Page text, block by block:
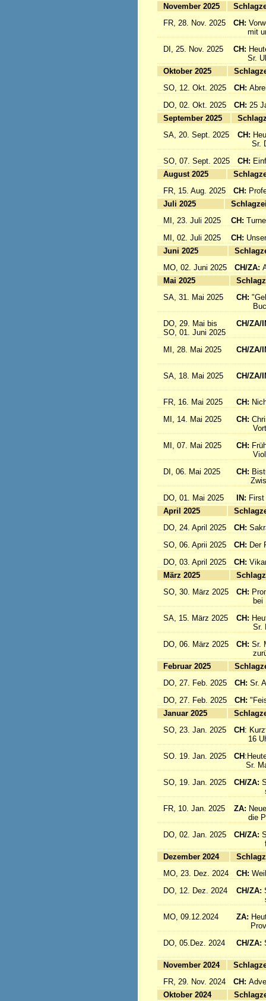
November 2025
FR, 28. Nov. 2025
CH:
mit
DI, 25. Nov. 2025
CH:
Sr.
Oktober 2025
SO, 12. Okt. 2025
CH:
DO, 02. Okt. 2025
CH: 25
September 2025
SA, 20. Sept. 2025
CH:
Sr.
SO, 07. Sept. 2025
CH:
August 2025
FR, 15. Aug. 2025
CH:
Juli 2025
MI, 23. Juli 2025
CH:
MI, 02. Juli 2025
CH:
Juni 2025
MO, 02. Juni 2025
CH/ZA:
Mai 2025
SA, 31. Mai 2025
CH:
DO, 29. Mai bis
SO, 01. Juni 2025
CH/ZA/
MI, 28. Mai 2025
CH/ZA/
SA, 18. Mai 2025
CH/ZA/
FR, 16. Mai 2025
CH:
MI, 14. Mai 2025
CH:
MI, 07. Mai 2025
CH:
DI, 06. Mai 2025
CH:
DO, 01. Mai 2025
IN:
April 2025
DO, 24. April 2025
CH:
SO, 06. Aprii 2025
CH: Der
DO, 03. April 2025
CH:
März 2025
SO, 30. März 2025
CH:
bei
SA, 15. März 2025
CH:
Sr.
DO, 06. März 2025
CH: Sr.
Februar 2025
DO, 27. Feb. 2025
CH: Sr.
DO, 27. Feb. 2025
CH:
Januar 2025
SO, 23. Jan. 2025
CH :
16
SO. 19. Jan. 2025
CH
Sr.
SO, 19. Jan. 2025
CH/ZA:
sind
FR, 10. Jan. 2025
ZA:
die
DO, 02. Jan. 2025
CH/ZA:
Dezember 2024
MO, 23. Dez. 2024
CH:
DO, 12. Dez. 2024
CH/ZA:
MO, 09.12.2024
ZA:
DO, 05.Dez. 2024
CH/ZA:
November 2024
FR, 29. Nov. 2024
CH:
Oktober 2024